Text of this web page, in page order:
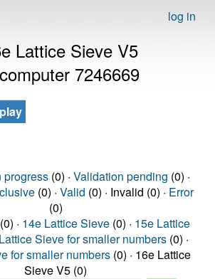
log in
Lattice Sieve V5
7246669
progress(0) · Validation pending (0) ·
(0) · Valid (0) · Invalid (0) · Error
(0)
(0) · 14e Lattice Sieve (0) · 15e Lattice
Sieve for smaller numbers (0) ·
for smaller numbers (0) · 16e Lattice
Sieve V5 (0)